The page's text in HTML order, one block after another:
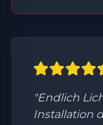
"Endlich
Installation